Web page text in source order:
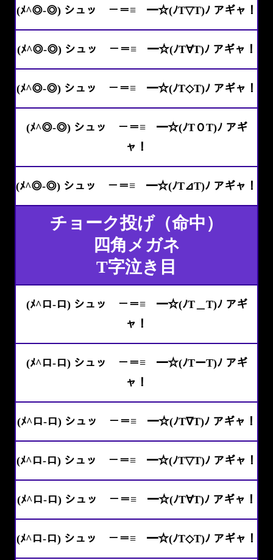
(ﾒ^◎-◎) シュッ －＝≡ ━☆(ﾉT▽T)ﾉ アギャ！
(ﾒ^◎-◎) シュッ －＝≡ ━☆(ﾉT∀T)ﾉ アギャ！
(ﾒ^◎-◎) シュッ －＝≡ ━☆(ﾉT◇T)ﾉ アギャ！
(ﾒ^◎-◎) シュッ －＝≡ ━☆(ﾉTＯT)ﾉ アギ
ャ！
(ﾒ^◎-◎) シュッ －＝≡ ━☆(ﾉT⊿T)ﾉ アギャ！
チョーク投げ（命中）
四角メガネ
T字泣き目
(ﾒ^ロ-ロ) シュッ －＝≡ ━☆(ﾉT＿T)ﾉ アギ
ャ！
(ﾒ^ロ-ロ) シュッ －＝≡ ━☆(ﾉTーT)ﾉ アギ
ャ！
(ﾒ^ロ-ロ) シュッ －＝≡ ━☆(ﾉT∇T)ﾉ アギャ！
(ﾒ^ロ-ロ) シュッ －＝≡ ━☆(ﾉT▽T)ﾉ アギャ！
(ﾒ^ロ-ロ) シュッ －＝≡ ━☆(ﾉT∀T)ﾉ アギャ！
(ﾒ^ロ-ロ) シュッ －＝≡ ━☆(ﾉT◇T)ﾉ アギャ！